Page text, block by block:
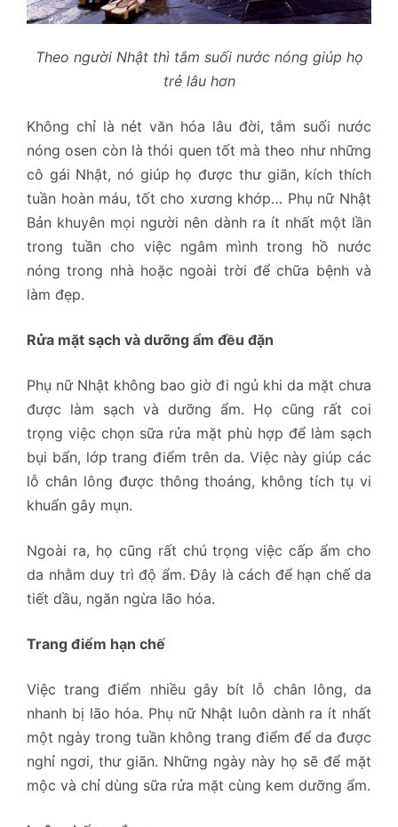
Theo người Nhật thì tắm suối nước nóng giúp họ
trẻ lâu hơn
Không chỉ là nét văn hóa lâu đời, tắm suối nước
nóng osen còn là thói quen tốt mà theo như những
cô gái Nhật, nó giúp họ được thư giãn, kích thích
tuần hoàn máu, tốt cho xương khớp… Phụ nữ Nhật
Bản khuyên mọi người nên dành ra ít nhất một lần
trong tuần cho việc ngâm mình trong hồ nước
nóng trong nhà hoặc ngoài trời để chữa bệnh và
làm đẹp.
Rửa mặt sạch và dưỡng ẩm đều đặn
Phụ nữ Nhật không bao giờ đi ngủ khi da mặt chưa
được làm sạch và dưỡng ẩm. Họ cũng rất coi
trọng việc chọn sữa rửa mặt phù hợp để làm sạch
bụi bẩn, lớp trang điểm trên da. Việc này giúp các
lỗ chân lông được thông thoáng, không tích tụ vi
khuẩn gây mụn.
Ngoài ra, họ cũng rất chú trọng việc cấp ẩm cho
da nhằm duy trì độ ẩm. Đây là cách để hạn chế da
tiết dầu, ngăn ngừa lão hóa.
Trang điểm hạn chế
Việc trang điểm nhiều gây bít lỗ chân lông, da
nhanh bị lão hóa. Phụ nữ Nhật luôn dành ra ít nhất
một ngày trong tuần không trang điểm để da được
nghỉ ngơi, thư giãn. Những ngày này họ sẽ để mặt
mộc và chỉ dùng sữa rửa mặt cùng kem dưỡng ẩm.